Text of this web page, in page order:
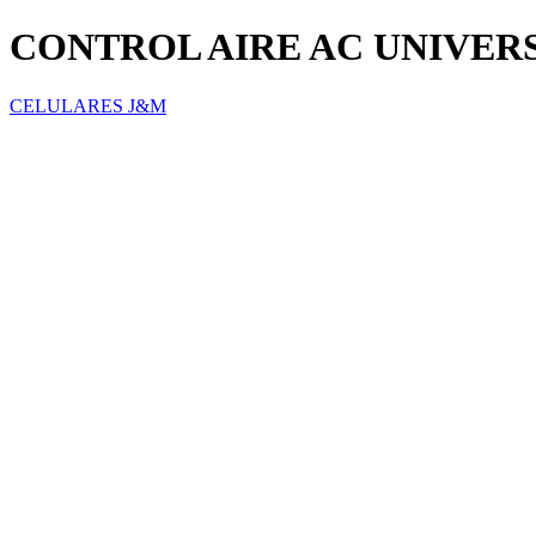
CONTROL AIRE AC
CELULARES J&M